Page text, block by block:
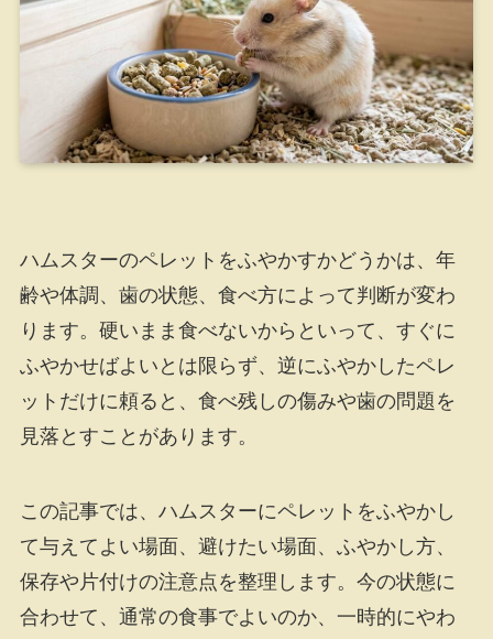
ハムスターのペレットをふやかすかどうかは、年
齢や体調、歯の状態、食べ方によって判断が変わ
ります。硬いまま食べないからといって、すぐに
ふやかせばよいとは限らず、逆にふやかしたペレ
ットだけに頼ると、食べ残しの傷みや歯の問題を
見落とすことがあります。
この記事では、ハムスターにペレットをふやかし
て与えてよい場面、避けたい場面、ふやかし方、
保存や片付けの注意点を整理します。今の状態に
合わせて、通常の食事でよいのか、一時的にやわ